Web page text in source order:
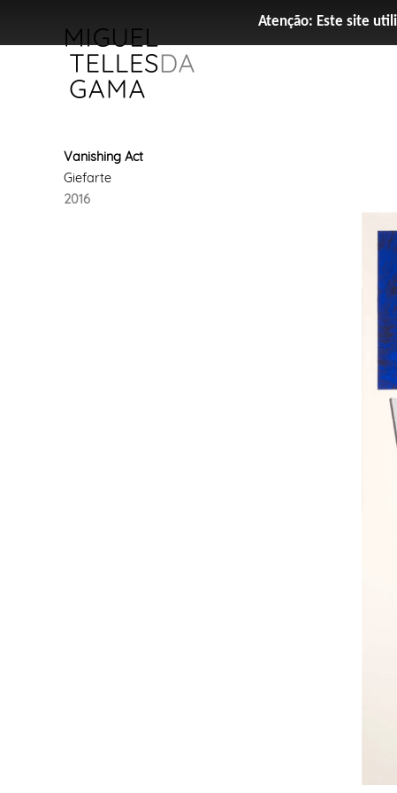
Vanishing Act
Giefarte
2016
Atenção: Este site